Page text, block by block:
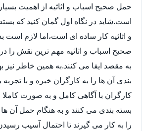
حمل صحیح اسباب و اثاثیه از اهمیت
است.شاید در نگاه اول گمان کنید که
و اثاثیه کار ساده ای است،اما لازم است
صحیح اسباب و اثاثیه مهم ترین نقش را
به مقصد ایفا می کنند.به همین خاطر نیز
بندی آن ها را به کارگران خبره و با تجربه
کارگران با آگاهی کامل و به صورت کاملا
بسته بندی می کنند و به هنگام حمل آن
را به کار می گیرند تا احتمال آسیب رسیدن